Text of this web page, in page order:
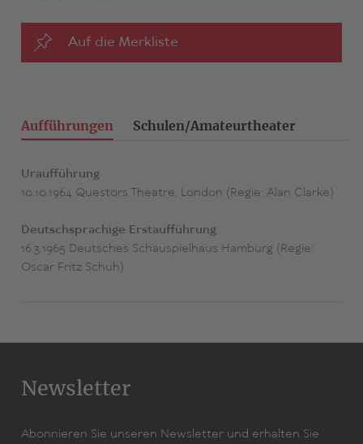
Auf die Merkliste
Aufführungen Schulen/Amateurtheater
Uraufführung
10.10.1964 Questors Theatre, London (Regie: Alan Clarke)
Deutschsprachige Erstaufführung
16.3.1965 Deutsches Schauspielhaus Hamburg (Regie:
Oscar Fritz Schuh)
Newsletter
Abonnieren Sie unseren Newsletter und erhalten Sie